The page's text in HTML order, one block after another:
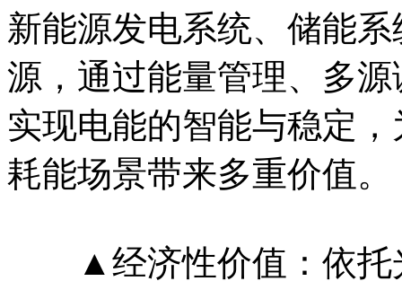
新能源发电系统、储能
源，通过能量管理、多
实现电能的智能与稳定
耗能场景带来多重价值。
▲经济性价值：依托